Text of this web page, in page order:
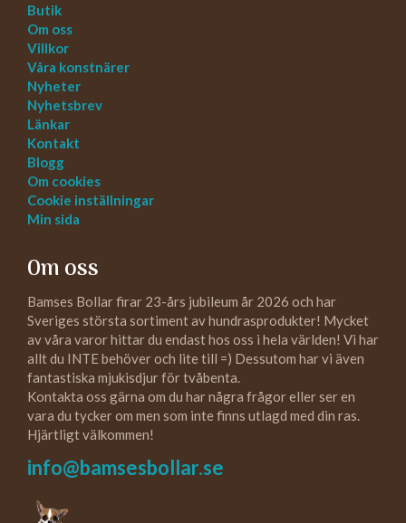
Butik
Om oss
Villkor
Våra konstnärer
Nyheter
Nyhetsbrev
Länkar
Kontakt
Blogg
Om cookies
Cookie inställningar
Min sida
Om oss
Bamses Bollar firar 23-års jubileum år 2026 och har
Sveriges största sortiment av hundrasprodukter! Mycket
av våra varor hittar du endast hos oss i hela världen! Vi har
allt du INTE behöver och lite till =) Dessutom har vi även
fantastiska mjukisdjur för tvåbenta.
Kontakta oss gärna om du har några frågor eller ser en
vara du tycker om men som inte finns utlagd med din ras.
Hjärtligt välkommen!
info@bamsesbollar.se